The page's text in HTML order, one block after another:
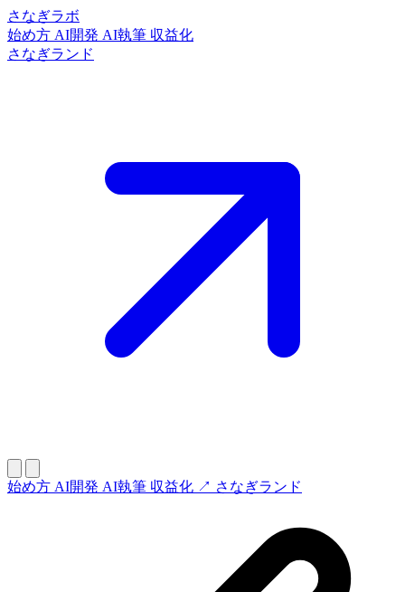
さなぎラボ
始め方 AI開発 AI執筆 収益化
さなぎランド
始め方 AI開発 AI執筆 収益化 ↗ さなぎランド